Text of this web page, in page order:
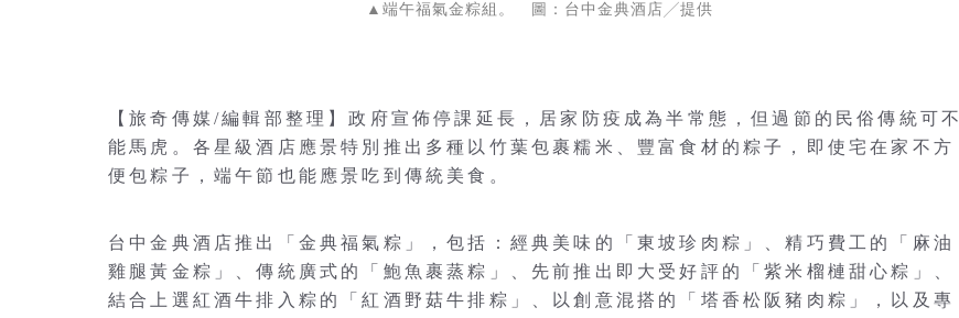
▲端午福氣金粽組。 圖：台中金典酒店╱提供
【旅奇傳媒/編輯部整理】政府宣佈停課延長，居家防疫成為半常態，但過節的民俗傳統可不
能馬虎。各星級酒店應景特別推出多種以竹葉包裹糯米、豐富食材的粽子，即使宅在家不方
便包粽子，端午節也能應景吃到傳統美食。
台中金典酒店推出「金典福氣粽」，包括：經典美味的「東坡珍肉粽」、精巧費工的「麻油
雞腿黃金粽」、傳統廣式的「鮑魚裹蒸粽」、先前推出即大受好評的「紫米榴槤甜心粽」、
結合上選紅酒牛排入粽的「紅酒野菇牛排粽」、以創意混搭的「塔香松阪豬肉粽」，以及專